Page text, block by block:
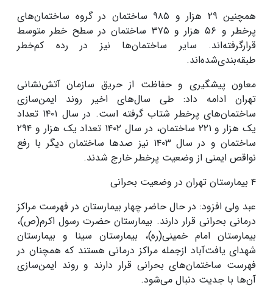
همچنین ۲۹ هزار و ۹۸۵ ساختمان در گروه ساختمان‌های
پرخطر و ۵۶ هزار و ۳۷۵ ساختمان در سطح خطر متوسط
قرارگرفته‌اند. سایر ساختمان‌ها نیز در رده کم‌خطر
طبقه‌بندی‌شده‌اند.
معاون پیشگیری و حفاظت از حریق سازمان آتش‌نشانی
تهران ادامه داد: طی سال‌های اخیر روند ایمن‌سازی
ساختمان‌های پرخطر شتاب گرفته است. در سال ۱۴۰۱ تعداد
یک هزار و ۲۲۱ ساختمان، در سال ۱۴۰۲ تعداد یک هزار و ۲۹۴
ساختمان و در سال ۱۴۰۳ نیز صدها ساختمان دیگر با رفع
نواقص ایمنی از وضعیت پرخطر خارج شدند.
۴ بیمارستان تهران در وضعیت بحرانی
عبد ولی افزود: در حال حاضر چهار بیمارستان در فهرست مراکز
درمانی بحرانی قرار دارند. بیمارستان حضرت رسول اکرم(ص)،
بیمارستان امام خمینی(ره)، بیمارستان سینا و بیمارستان
شهدای یافت‌آباد ازجمله مراکز درمانی هستند که همچنان در
فهرست ساختمان‌های بحرانی قرار دارند و روند ایمن‌سازی
آن‌ها با جدیت دنبال می‌شود.